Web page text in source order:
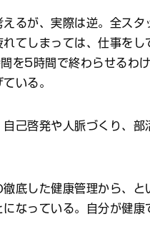
るが、実際は逆。全ス
てしまっては、仕事を
を5時間で終わらせるわ
いる。
己啓発や人脈づくり、部
底した健康管理から、
なっている。自分が健